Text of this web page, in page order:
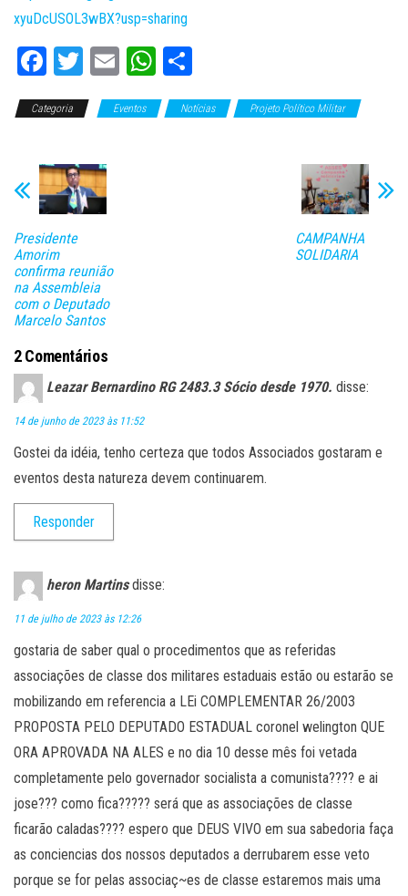
xyuDcUSOL3wBX?usp=sharing
Fa
ce
bo
T
wi
tt
E
m
ail
W
ha
ts
o
m
Categoria Eventos Notícias
Projeto Político Militar
Presidente
Amorim
confirma reunião
na Assembleia
com o Deputado
Marcelo Santos
CAMPANHA
SOLIDARIA
2 Comentários
Leazar Bernardino RG 2483.3 Sócio desde 1970. disse:
14 de junho de 2023 às 11:52
Gostei da idéia, tenho certeza que todos Associados gostaram e
eventos desta natureza devem continuarem.
Responder
heron Martins disse:
11 de julho de 2023 às 12:26
gostaria de saber qual o procedimentos que as referidas
associações de classe dos militares estaduais estão ou estarão se
mobilizando em referencia a LEi COMPLEMENTAR 26/2003
PROPOSTA PELO DEPUTADO ESTADUAL coronel welington QUE
ORA APROVADA NA ALES e no dia 10 desse mês foi vetada
completamente pelo governador socialista a comunista???? e ai
jose??? como fica????? será que as associações de classe
ficarão caladas???? espero que DEUS VIVO em sua sabedoria faça
as conciencias dos nossos deputados a derrubarem esse veto
porque se for pelas associaç~es de classe estaremos mais uma